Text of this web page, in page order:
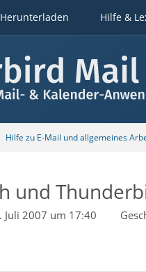
Herunterladen Hilfe &
Hilfe zu E-Mail und allgemeines
und
Juli 2007 um 17:40